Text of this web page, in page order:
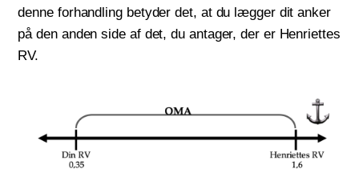
denne forhandling betyder det, at du lægger dit anker
på den anden side af det, du antager, der er Henriettes
RV.